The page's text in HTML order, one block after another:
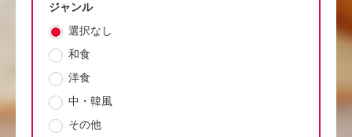
ジャンル
選択なし
和食
洋食
中・韓風
その他